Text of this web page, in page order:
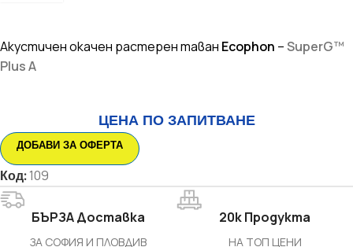
Акустичен окачен растерен таван Ecophon –SuperG™
Plus A
ЦЕНА ПО ЗАПИТВАНЕ
ДОБАВИ ЗА ОФЕРТА
Код:109
БЪРЗА Доставка
ЗА СОФИЯ И ПЛОВДИВ
20k Продукта
НА ТОП ЦЕНИ